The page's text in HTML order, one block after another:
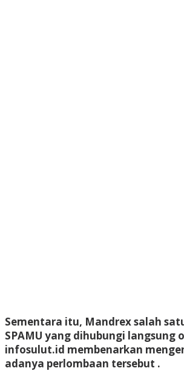
Sementara itu, Mandrex salah
SPAMU yang dihubungi langsung
infosulut.id membenarkan
adanya perlombaan tersebut .